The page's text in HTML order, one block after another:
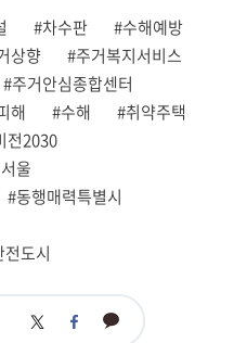
#차수판
#수해예방
상향
#주거복지서비스
#주거안심종합센터
해 #수해
#취약주택
전2030
울
#동행매력특별시
도시
트 페 카